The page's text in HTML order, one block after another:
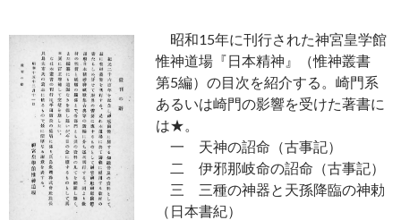
昭和15年に刊行された神宮皇学館
惟神道場『日本精神』（惟神叢書
第5編）の目次を紹介する。崎門系
あるいは崎門の影響を受けた著書に
は★。
一 天神の詔命（古事記）
二 伊邪那岐命の詔命（古事記）
三 三種の神器と天孫降臨の神勅
（日本書紀）